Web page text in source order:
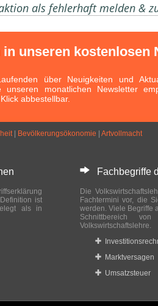
als fehlerhaft melden &
unseren kostenlosen
über Neuigkeiten und
unseren monatlichen Newsletter
abbestellbar.
| Bevölkerungsökonomie Artvollmacht
ist
als in
Fachbegriffe
Die
Fachtermini vor, die
werden. Viele Begriffe
Schnittbereich von
Volkswirtschaftslehre.
Marktversagen
Umsatzsteuer